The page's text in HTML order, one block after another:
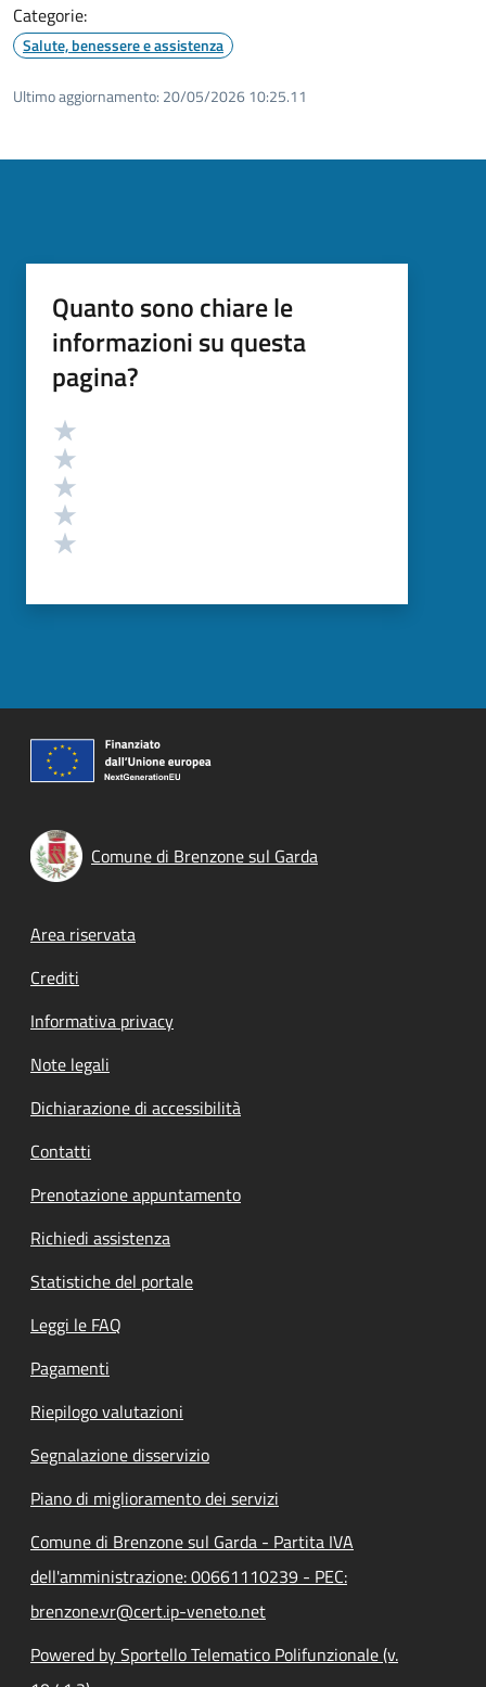
Categorie:
Salute, benessere e assistenza
Ultimo aggiornamento: 20/05/2026 10:25.11
Quanto sono chiare le
informazioni su questa
pagina?
Valutazione
Comune di Brenzone sul Garda
Footer menu
Area riservata
Crediti
Informativa privacy
Note legali
Dichiarazione di accessibilità
Contatti
Prenotazione appuntamento
Richiedi assistenza
Statistiche del portale
Leggi le FAQ
Pagamenti
Riepilogo valutazioni
Segnalazione disservizio
Piano di miglioramento dei servizi
Comune di Brenzone sul Garda - Partita IVA
dell'amministrazione: 00661110239 - PEC:
brenzone.vr@cert.ip-veneto.net
Powered by Sportello Telematico Polifunzionale (v.